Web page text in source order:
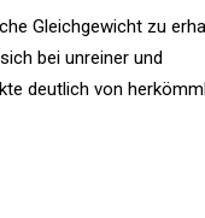
Gleichgewicht zu
bei unreiner und
deutlich von